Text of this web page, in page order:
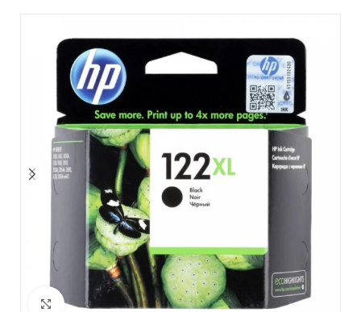
Click to enlarge